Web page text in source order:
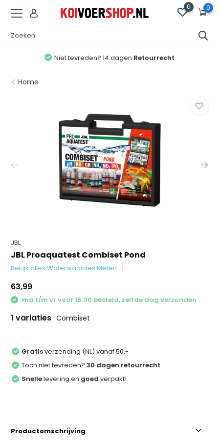
0 0
Niet tevreden? 14 dagen Retourrecht
Home
JBL
JBL Proaquatest Combiset Pond
Bekijk alles Waterwaardes Meten
63,99
ma t/m vr voor 15:00 besteld, zelfde dag verzonden
1 variaties Combiset
Gratisverzending (NL) vanaf 50,-
Toch niet tevreden?30 dagen retourrecht
Snellelevering en goed verpakt!
Productomschrijving